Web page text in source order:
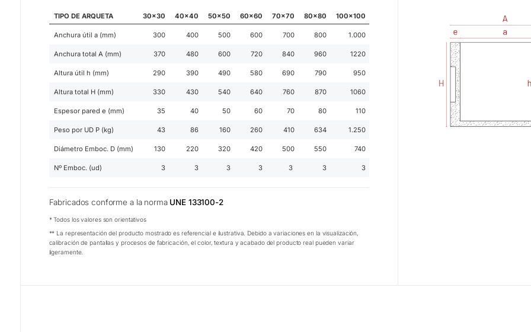
TIPO DE ARQUETA 30x30 40x40 50x50 60x60 70x70 80x80 100x100
Anchura útil a (mm) 300 400 500 600 700 800 1.000
Anchura total A (mm) 370 480 600 720 840 960 1220
Altura útil h (mm) 290 390 490 580 690 790 950
Altura total H (mm) 330 430 540 640 760 870 1060
Espesor pared e (mm) 35 40 50 60 70 80 110
Peso por UD P (kg) 43 86 160 260 410 634 1.250
Diámetro Emboc. D (mm) 130 220 320 420 500 550 740
Nº Emboc. (ud) 3 3 3 3 3 3 3
Fabricados conforme a la norma UNE 133100-2
* Todos los valores son orientativos
** La representación del producto mostrado es referencial e ilustrativa. Debido a variaciones en la visualización,
calibración de pantallas y procesos de fabricación, el color, textura y acabado del producto real pueden variar
ligeramente.